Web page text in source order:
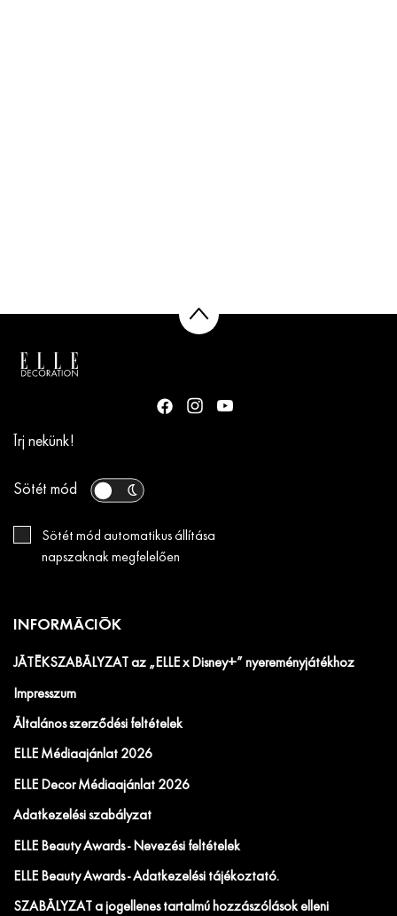
Írj nekünk!
Sötét mód
Sötét mód automatikus állítása
napszaknak megfelelően
INFORMÁCIÓK
JÁTÉKSZABÁLYZAT az „ELLE x Disney+” nyereményjátékhoz
Impresszum
Általános szerződési feltételek
ELLE Médiaajánlat 2026
ELLE Decor Médiaajánlat 2026
Adatkezelési szabályzat
ELLE Beauty Awards - Nevezési feltételek
ELLE Beauty Awards - Adatkezelési tájékoztató.
SZABÁLYZAT a jogellenes tartalmú hozzászólások elleni